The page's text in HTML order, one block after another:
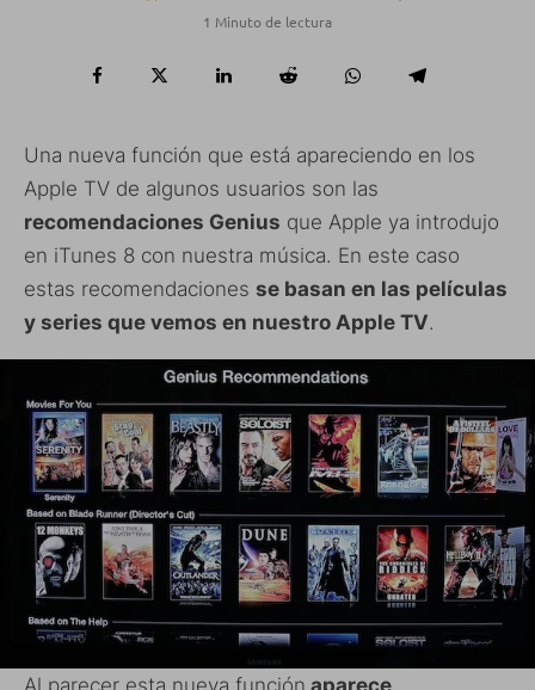
1 Minuto de lectura
Una nueva función que está apareciendo en los
Apple TV de algunos usuarios son las
recomendaciones Genius que Apple ya introdujo
en iTunes 8 con nuestra música. En este caso
estas recomendaciones se basan en las películas
y series que vemos en nuestro Apple TV.
Al parecer esta nueva función aparece